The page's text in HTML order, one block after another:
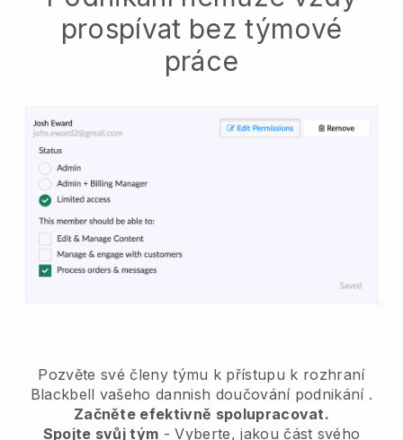
prospívat bez týmové
práce
Pozvěte své členy týmu k přístupu k rozhraní
Blackbell vašeho dannish doučování podnikání.
Začněte efektivně spolupracovat.
Spojte svůj tým - Vyberte, jakou část svého